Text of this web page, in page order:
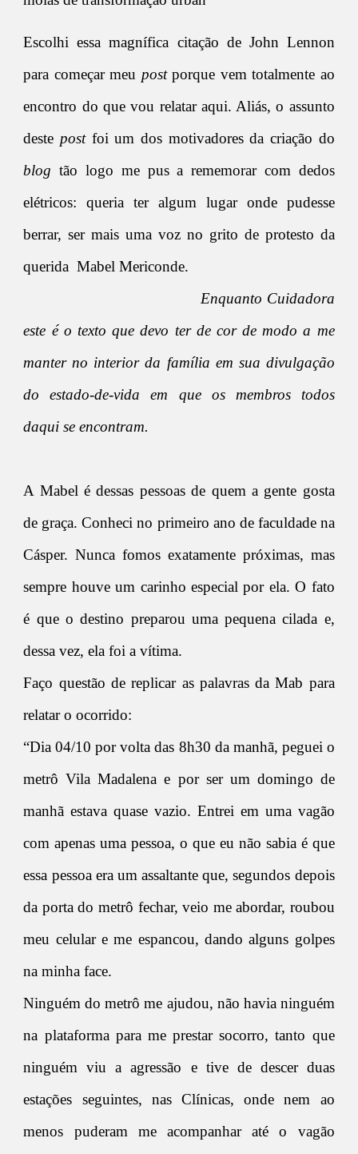
Escolhi essa magnífica citação de John Lennon
para começar meu postporque vem totalmente ao
encontro do que vou relatar aqui. Aliás, o assunto
destepostfoi um dos motivadores da criação do
blog tão logo me pus a rememorar com dedos
elétricos: queria ter algum lugar onde pudesse
berrar, ser mais uma voz no grito de protesto da
querida Mabel Mericonde.
Enquanto Cuidadora
este é o texto que devo ter de cor de modo a me
manter no interior da família em sua divulgação
do estado-de-vida em que os membros todos
daqui se encontram.
A Mabel é dessas pessoas de quem a gente gosta
de graça. Conheci no primeiro ano de faculdade na
Cásper. Nunca fomos exatamente próximas, mas
sempre houve um carinho especial por ela. O fato
é que o destino preparou uma pequena cilada e,
dessa vez, ela foi a vítima.
Faço questão de replicar as palavras da Mab para
relatar o ocorrido:
“Dia 04/10 por volta das 8h30 da manhã, peguei o
metrô Vila Madalena e por ser um domingo de
manhã estava quase vazio. Entrei em uma vagão
com apenas uma pessoa, o que eu não sabia é que
essa pessoa era um assaltante que, segundos depois
da porta do metrô fechar, veio me abordar, roubou
meu celular e me espancou, dando alguns golpes
na minha face.
Ninguém do metrô me ajudou, não havia ninguém
na plataforma para me prestar socorro, tanto que
ninguém viu a agressão e tive de descer duas
estações seguintes, nas Clínicas, onde nem ao
menos puderam me acompanhar até o vagão